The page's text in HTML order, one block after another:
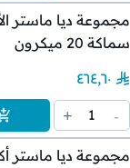
مجموعة ديا ماستر
سماكة 20 ميكرون
٤٦٤٫٦٠
-
1
+
مجموعة ديا ماستر